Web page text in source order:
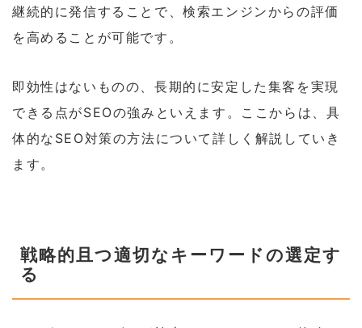
継続的に発信することで、検索エンジンからの評価
を高めることが可能です。
即効性はないものの、長期的に安定した集客を実現
できる点がSEOの強みといえます。ここからは、具
体的なSEO対策の方法について詳しく解説していき
ます。
戦略的且つ適切なキーワードの選定す
る